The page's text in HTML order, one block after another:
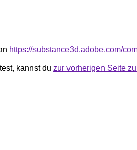
https://substance3d.adobe.com/
kannst du zur vorherigen Seite